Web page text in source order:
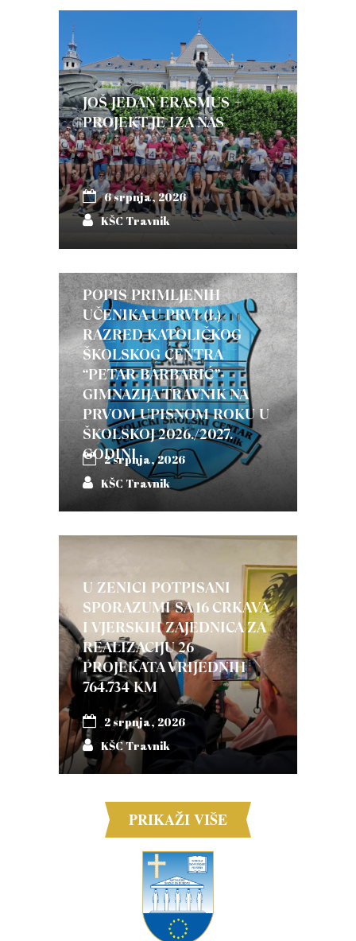
JOŠ JEDAN ERASMUS +
PROJEKT JE IZA NAS
6 srpnja, 2026
KŠC Travnik
POPIS PRIMLJENIH
UČENIKA U PRVI (I.)
RAZRED KATOLIČKOG
ŠKOLSKOG CENTRA
“PETAR BARBARIĆ”-
GIMNAZIJA TRAVNIK NA
PRVOM UPISNOM ROKU U
ŠKOLSKOJ 2026./2027.
GODINI
2 srpnja, 2026
KŠC Travnik
U ZENICI POTPISANI
SPORAZUMI SA 16 CRKAVA
I VJERSKIH ZAJEDNICA ZA
REALIZACIJU 26
PROJEKATA VRIJEDNIH
764.734 KM
2 srpnja, 2026
KŠC Travnik
PRIKAŽI VIŠE